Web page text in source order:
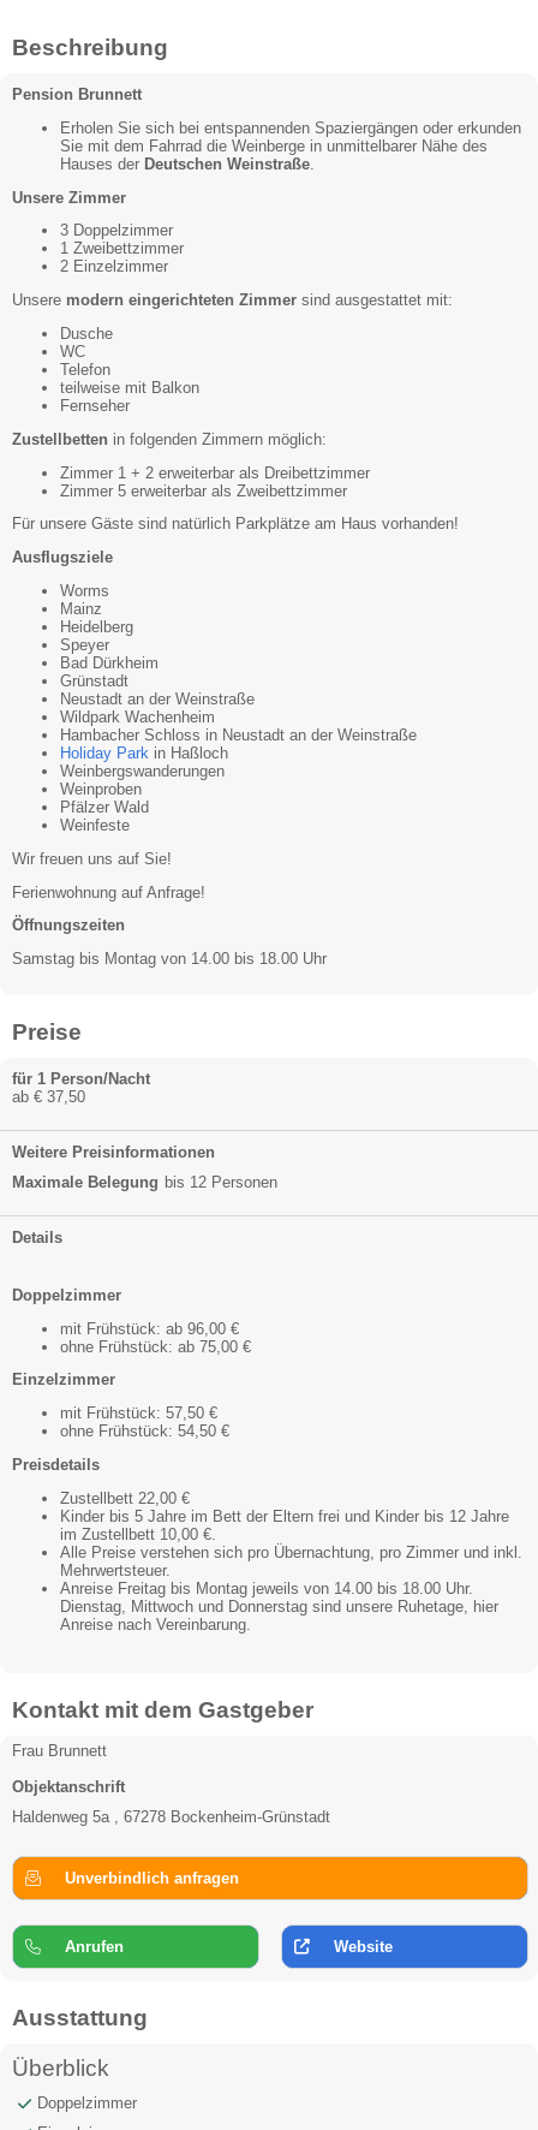
Beschreibung
Pension Brunnett
Erholen Sie sich bei entspannenden Spaziergängen oder erkunden
Sie mit dem Fahrrad die Weinberge in unmittelbarer Nähe des
Hauses der Deutschen Weinstraße
Unsere Zimmer
3 Doppelzimmer
1 Zweibettzimmer
2 Einzelzimmer
Unsere modern eingerichteten Zimmer sind ausgestattet mit:
Dusche
WC
Telefon
teilweise mit Balkon
Fernseher
Zustellbetten in folgenden Zimmern möglich:
Zimmer 1 + 2 erweiterbar als Dreibettzimmer
Zimmer 5 erweiterbar als Zweibettzimmer
Für unsere Gäste sind natürlich Parkplätze am Haus vorhanden!
Ausflugsziele
Worms
Mainz
Heidelberg
Speyer
Bad Dürkheim
Grünstadt
Neustadt an der Weinstraße
Wildpark Wachenheim
Hambacher Schloss in Neustadt an der Weinstraße
Holiday Park in Haßloch
Weinbergswanderungen
Weinproben
Pfälzer Wald
Weinfeste
Wir freuen uns auf Sie!
Ferienwohnung auf Anfrage!
Öffnungszeiten
Samstag bis Montag von 14.00 bis 18.00 Uhr
Preise
für 1 Person/Nacht
ab € 37,50
Weitere Preisinformationen
Maximale Belegung bis 12 Personen
Details
Doppelzimmer
mit Frühstück: ab 96,00 €
ohne Frühstück: ab 75,00 €
Einzelzimmer
mit Frühstück: 57,50 €
ohne Frühstück: 54,50 €
Preisdetails
Zustellbett 22,00 €
Kinder bis 5 Jahre im Bett der Eltern frei und Kinder bis 12 Jahre
im Zustellbett 10,00 €.
Alle Preise verstehen sich pro Übernachtung, pro Zimmer und inkl.
Mehrwertsteuer.
Anreise Freitag bis Montag jeweils von 14.00 bis 18.00 Uhr.
Dienstag, Mittwoch und Donnerstag sind unsere Ruhetage, hier
Anreise nach Vereinbarung.
Kontakt mit dem Gastgeber
Frau Brunnett
Objektanschrift
Haldenweg 5a , 67278 Bockenheim-Grünstadt
Unverbindlich anfragen
Anrufen Website
Ausstattung
Überblick
Doppelzimmer